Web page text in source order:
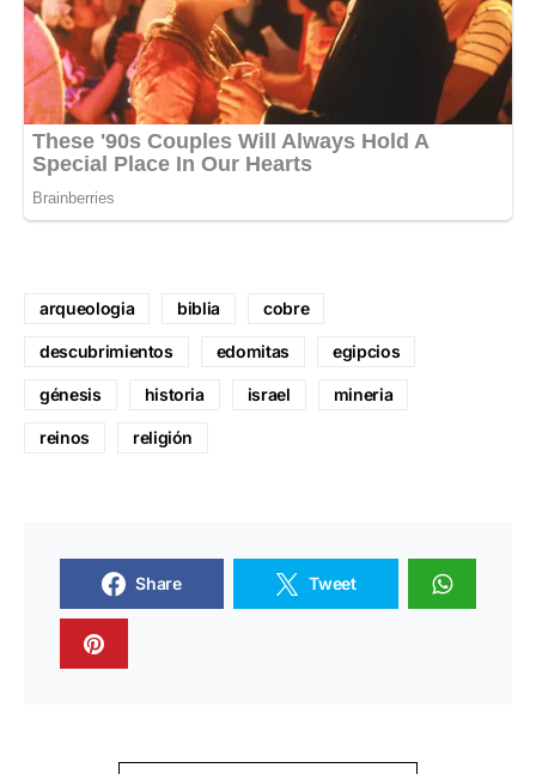
arqueologia biblia cobre
descubrimientos edomitas egipcios
génesis historia israel mineria
reinos religión
Share Tweet